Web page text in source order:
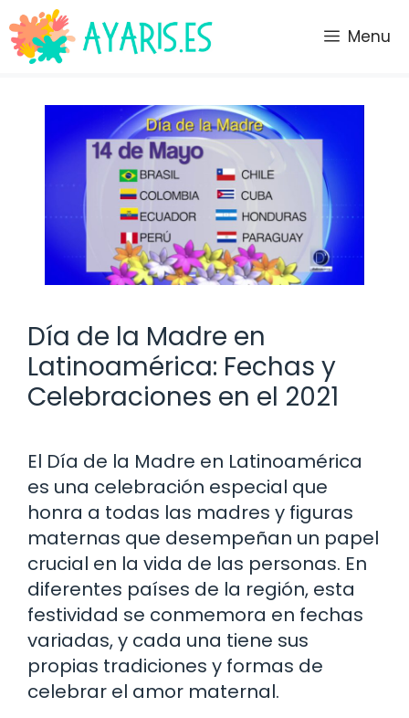
Saltar
al
contenido
Menu
Día de la Madre en
Latinoamérica: Fechas y
Celebraciones en el 2021
El Día de la Madre en Latinoamérica
es una celebración especial que
honra a todas las madres y figuras
maternas que desempeñan un papel
crucial en la vida de las personas. En
diferentes países de la región, esta
festividad se conmemora en fechas
variadas, y cada una tiene sus
propias tradiciones y formas de
celebrar el amor maternal.